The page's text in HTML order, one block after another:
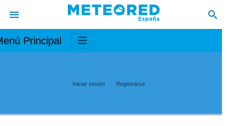
Principal
Iniciar sesión Registrarse